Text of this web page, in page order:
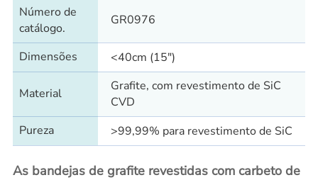
Número de
catálogo.
GR0976
Dimensões <40cm (15")
Material
Grafite, com revestimento de SiC
CVD
Pureza
>99,99% para revestimento de SiC
As bandejas de grafite revestidas com carbeto de